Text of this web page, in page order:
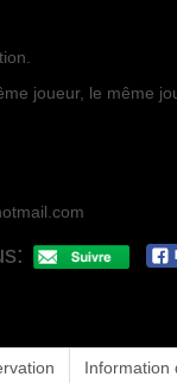
joueur, le même
Information